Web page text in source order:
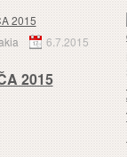
6.7.2015
2015